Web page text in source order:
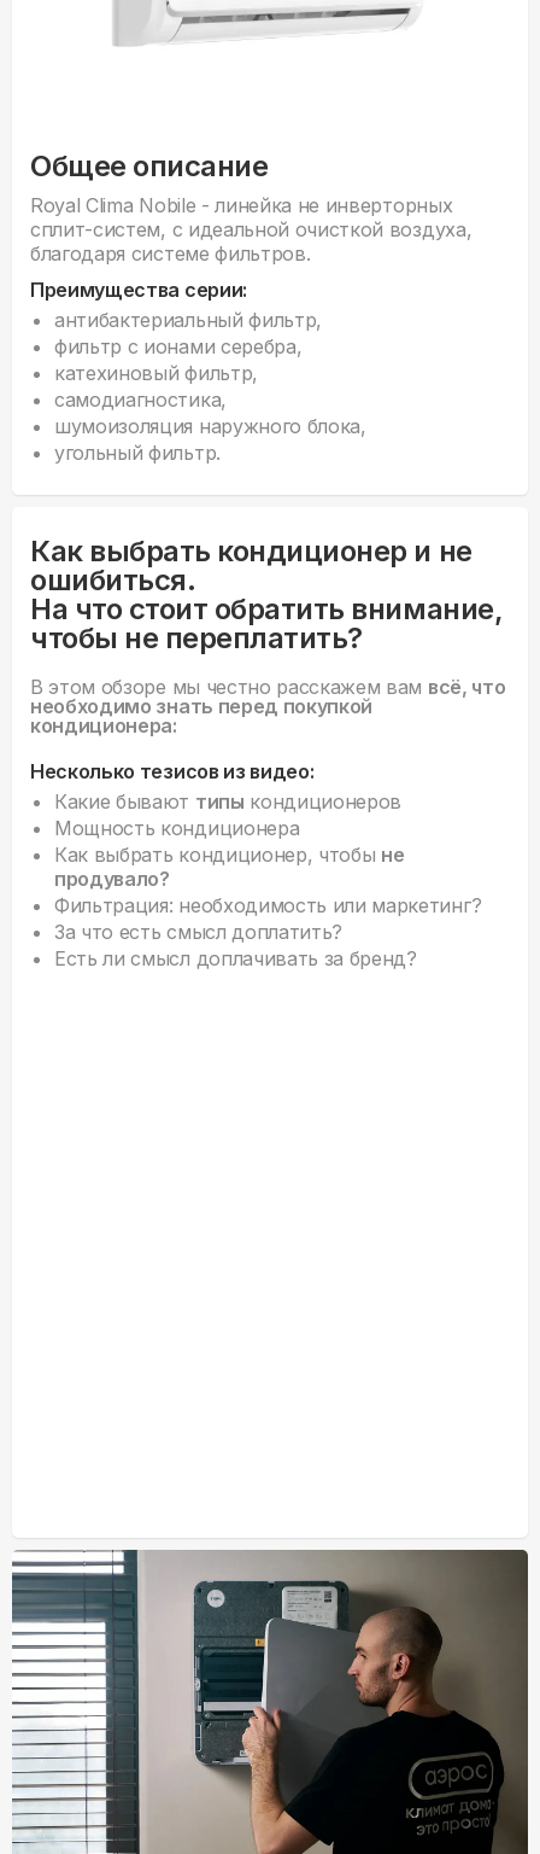
Общее описание
Royal Clima Nobile - линейка не инверторных
сплит-систем, с идеальной очисткой воздуха,
благодаря системе фильтров.
Преимущества серии:
антибактериальный фильтр,
фильтр с ионами серебра,
катехиновый фильтр,
самодиагностика,
шумоизоляция наружного блока,
угольный фильтр.
Как выбрать кондиционер и не
ошибиться.
На что стоит обратить внимание,
чтобы не переплатить?
В этом обзоре мы честно расскажем вам всё, что
необходимо знать перед покупкой
кондиционера:
Несколько тезисов из видео:
Какие бывают типы кондиционеров
Мощность кондиционера
Как выбрать кондиционер, чтобы не
продувало?
Фильтрация: необходимость или маркетинг?
За что есть смысл доплатить?
Есть ли смысл доплачивать за бренд?